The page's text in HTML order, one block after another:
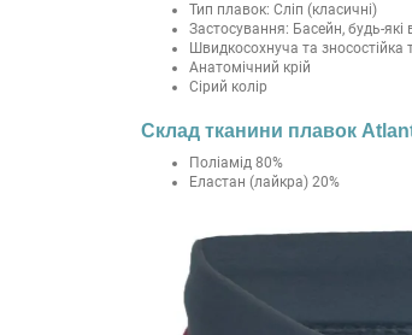
Тип плавок: Сліп (класичні)
Застосування: Басейн, будь-
Швидкосохнуча та зносостійка
Анатомічний крій
Сірий колір
Склад тканини плавок
Поліамід 80%
Еластан (лайкра) 20%